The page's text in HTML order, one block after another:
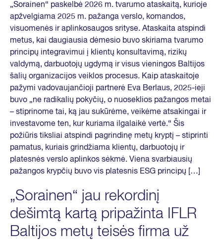
„Sorainen“ paskelbė 2026 m. tvarumo ataskaitą, kurioje
apžvelgiama 2025 m. pažanga verslo, komandos,
visuomenės ir aplinkosaugos srityse. Ataskaita atspindi
metus, kai daugiausia dėmesio buvo skiriama tvarumo
principų integravimui į klientų konsultavimą, rizikų
valdymą, darbuotojų ugdymą ir visus vieningos Baltijos
šalių organizacijos veiklos procesus. Kaip ataskaitoje
pažymi vadovaujančioji partnerė Eva Berlaus, 2025-ieji
buvo „ne radikalių pokyčių, o nuoseklios pažangos metai
– stiprinome tai, ką jau sukūrėme, veikėme atsakingai ir
investavome ten, kur kuriama ilgalaikė vertė.“ Šis
požiūris tiksliai atspindi pagrindinę metų kryptį – stiprinti
pamatus, kuriais grindžiama klientų, darbuotojų ir
platesnės verslo aplinkos sėkmė. Viena svarbiausių
pažangos krypčių buvo vis platesnis ESG principų […]
„Sorainen“ jau rekordinį
dešimtą kartą pripažinta IFLR
Baltijos metų teisės firma už